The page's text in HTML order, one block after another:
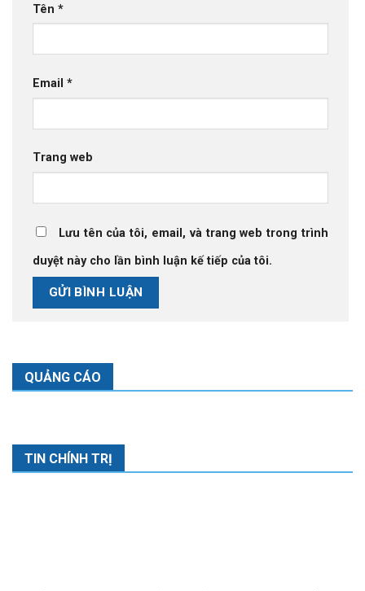
Tên *
Email *
Trang web
Lưu tên của tôi, email, và trang web trong trình
duyệt này cho lần bình luận kế tiếp của tôi.
QUẢNG CÁO
TIN CHÍNH TRỊ